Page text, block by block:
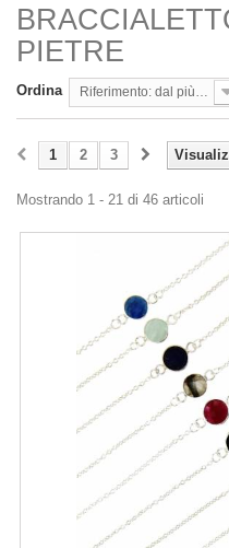
PIETRE
Ordina
1 2 3
Mostrando 1 - 21 di 46 articoli